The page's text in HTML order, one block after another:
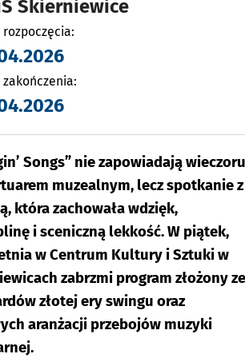
Skierniewice
rozpoczęcia:
zakończenia:
Songs” nie zapowiadają wieczoru
muzealnym, lecz spotkanie z
która zachowała wdzięk,
i sceniczną lekkość. W piątek,
w Centrum Kultury i Sztuki w
zabrzmi program złożony ze
złotej ery swingu oraz
aranżacji przebojów muzyki